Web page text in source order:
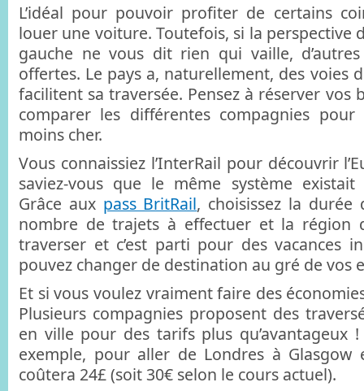
L’idéal pour pouvoir profiter de certains
louer une voiture. Toutefois, si la perspective
gauche ne vous dit rien qui vaille,
offertes. Le pays a, naturellement, des voies
facilitent sa traversée. Pensez à réserver vos
comparer les différentes compagnies
moins cher.
Vous connaissiez l’InterRail pour découvrir
saviez-vous que le même système existait
Grâce aux pass BritRail, choisissez la durée
nombre de trajets à effectuer et la région
traverser et c’est parti pour des vacances
pouvez changer de destination au gré de vos
Et si vous voulez vraiment faire des
Plusieurs compagnies proposent des
en ville pour des tarifs plus qu’avantageux
exemple, pour aller de Londres à
coûtera 24£ (soit 30€ selon le cours actuel).